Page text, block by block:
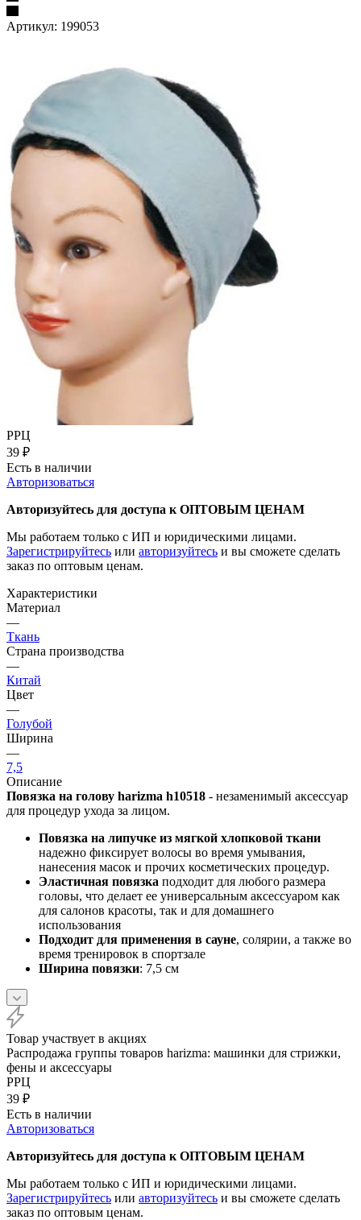
Артикул: 199053
РРЦ
39 ₽
Есть в наличии
Авторизоваться
Авторизуйтесь для доступа к ОПТОВЫМ ЦЕНАМ
Мы работаем только с ИП и юридическими лицами.
Зарегистрируйтесь или авторизуйтесь и вы сможете сделать
заказ по оптовым ценам.
Характеристики
Материал
—
Ткань
Страна производства
—
Китай
Цвет
—
Голубой
Ширина
—
7,5
Описание
Повязка на голову harizma h10518 - незаменимый аксессуар
для процедур ухода за лицом.
Повязка на липучке из мягкой хлопковой ткани
надежно фиксирует волосы во время умывания,
нанесения масок и прочих косметических процедур.
Эластичная повязка подходит для любого размера
головы, что делает ее универсальным аксессуаром как
для салонов красоты, так и для домашнего
использования
Подходит для применения в сауне, солярии, а также во
время тренировок в спортзале
Ширина повязки: 7,5 см
Товар участвует в акциях
Распродажа группы товаров harizma: машинки для стрижки,
фены и аксессуары
РРЦ
39 ₽
Есть в наличии
Авторизоваться
Авторизуйтесь для доступа к ОПТОВЫМ ЦЕНАМ
Мы работаем только с ИП и юридическими лицами.
Зарегистрируйтесь или авторизуйтесь и вы сможете сделать
заказ по оптовым ценам.